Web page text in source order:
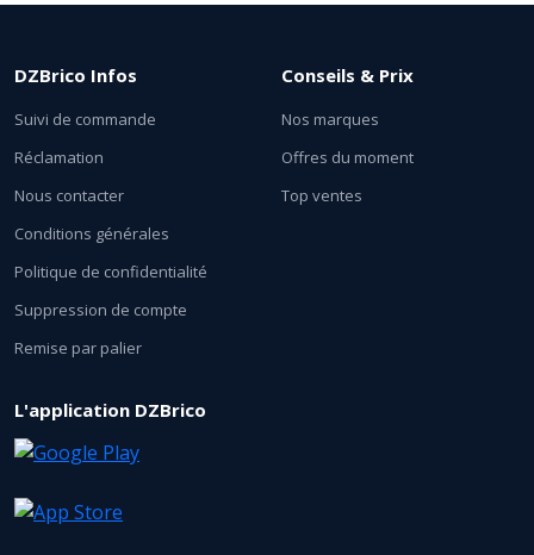
DZBrico Infos
Suivi de commande
Réclamation
Nous contacter
Conditions générales
Politique de confidentialité
Suppression de compte
Remise par palier
Conseils & Prix
Nos marques
Offres du moment
Top ventes
L'application DZBrico